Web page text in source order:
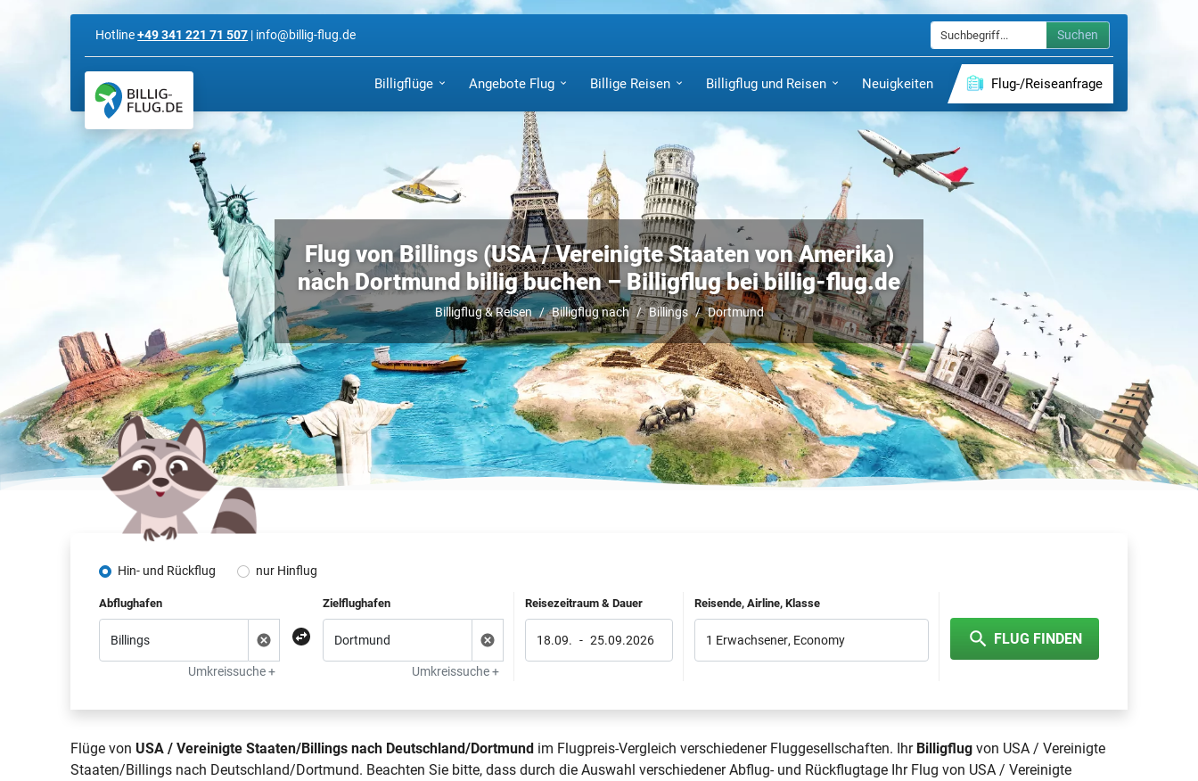
Hotline+49 341 221 71 507 | info@billig-flug.de Suchen
Billigflüge Angebote Flug Billige Reisen Billigflug und Reisen Neuigkeiten Flug-/Reiseanfrage
Flug von Billings (USA / Vereinigte Staaten von Amerika)
nach Dortmund billig buchen – Billigflug bei billig-flug.de
Billigflug & Reisen Billigflug nach Billings Dortmund
Hin- und Rückflug nur Hinflug
Abflughafen
Umkreissuche +
Zielflughafen
Umkreissuche +
Reisezeitraum & Dauer
18.09. - 25.09.2026
Reisende, Airline, Klasse
1 Erwachsener, Economy FLUG FINDEN
Flüge von USA / Vereinigte Staaten/Billings nach Deutschland/Dortmund im Flugpreis-Vergleich verschiedener Fluggesellschaften. Ihr Billigflug von USA / Vereinigte
Staaten/Billings nach Deutschland/Dortmund. Beachten Sie bitte, dass durch die Auswahl verschiedener Abflug- und Rückflugtage Ihr Flug von USA / Vereinigte